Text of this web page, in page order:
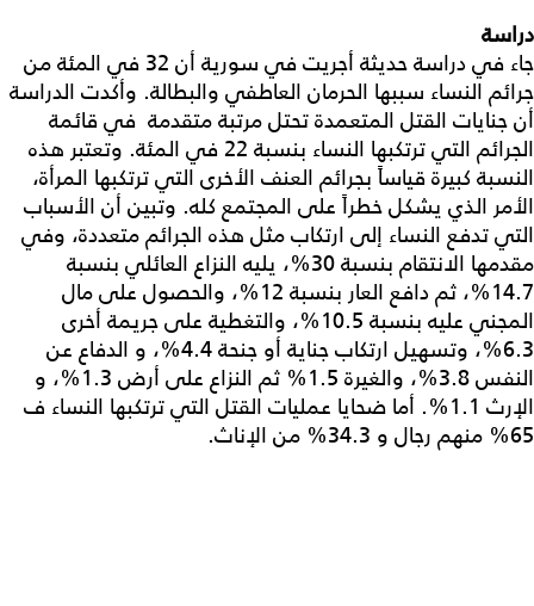
دراسة
جاء في دراسة حديثة أجريت في سورية أن 32 في المئة من
جرائم النساء سببها الحرمان العاطفي والبطالة. وأكدت الدراسة
أن جنايات القتل المتعمدة تحتل مرتبة متقدمة في قائمة
الجرائم التي ترتكبها النساء بنسبة 22 في المئة. وتعتبر هذه
النسبة كبيرة قياساً بجرائم العنف الأخرى التي ترتكبها المرأة،
الأمر الذي يشكل خطراً على المجتمع كله. وتبين أن الأسباب
التي تدفع النساء إلى ارتكاب مثل هذه الجرائم متعددة، وفي
مقدمها الانتقام بنسبة 30%، يليه النزاع العائلي بنسبة
14.7%، ثم دافع العار بنسبة 12%، والحصول على مال
المجني عليه بنسبة 10.5%، والتغطية على جريمة أخرى
6.3%، وتسهيل ارتكاب جناية أو جنحة 4.4%، و الدفاع عن
النفس 3.8%، والغيرة 1.5% ثم النزاع على أرض 1.3%، و
الإرث 1.1%. أما ضحايا عمليات القتل التي ترتكبها النساء ف
65% منهم رجال و 34.3% من الإناث.